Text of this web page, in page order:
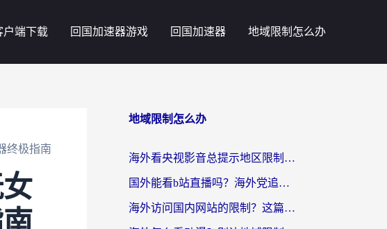
户端下载 回国加速器游戏 回国加速器 地域限制怎么办
终极指南
地域限制怎么办
海外看央视影音总提示地区限制？这篇教你选对回国加速器，流畅追剧不踩坑
国外能看b站直播吗？海外党追剧看片的终极解决方案来了
海外访问国内网站的限制？这篇攻略帮你无缝解锁12306、12123和国内影音